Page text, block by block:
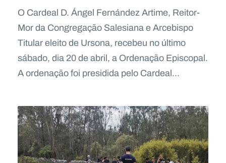
O Cardeal D. Ángel Fernández Artime, Reitor-
Mor da Congregação Salesiana e Arcebispo
Titular eleito de Ursona, recebeu no último
sábado, dia 20 de abril, a Ordenação Episcopal.
A ordenação foi presidida pelo Cardeal...